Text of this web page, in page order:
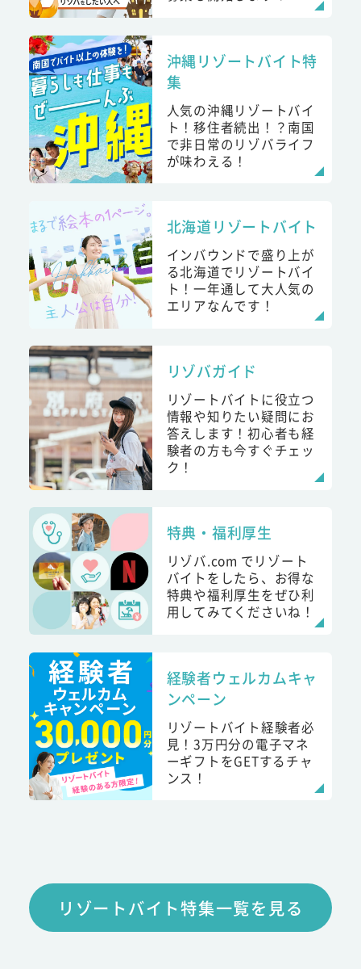
沖縄リゾートバイト特
集
人気の沖縄リゾートバイ
ト！移住者続出！？南国
で非日常のリゾバライフ
が味わえる！
北海道リゾートバイト
インバウンドで盛り上が
る北海道でリゾートバイ
ト！一年通して大人気の
エリアなんです！
リゾバガイド
リゾートバイトに役立つ
情報や知りたい疑問にお
答えします！初心者も経
験者の方も今すぐチェッ
ク！
特典・福利厚生
リゾバ.com でリゾート
バイトをしたら、お得な
特典や福利厚生をぜひ利
用してみてくださいね！
経験者ウェルカムキャ
ンペーン
リゾートバイト経験者必
見！3万円分の電子マネ
ーギフトをGETするチャ
ンス！
リゾートバイト特集一覧を見る